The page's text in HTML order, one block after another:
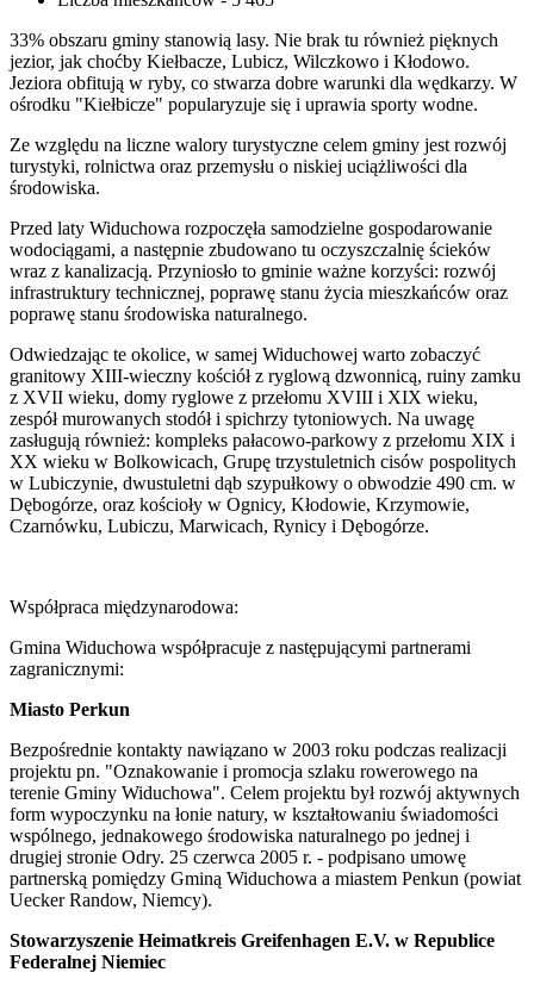
33% obszaru gminy stanowią lasy. Nie brak tu również pięknych
jezior, jak choćby Kiełbacze, Lubicz, Wilczkowo i Kłodowo.
Jeziora obfitują w ryby, co stwarza dobre warunki dla wędkarzy. W
ośrodku "Kiełbicze" popularyzuje się i uprawia sporty wodne.
Ze względu na liczne walory turystyczne celem gminy jest rozwój
turystyki, rolnictwa oraz przemysłu o niskiej uciążliwości dla
środowiska.
Przed laty Widuchowa rozpoczęła samodzielne gospodarowanie
wodociągami, a następnie zbudowano tu oczyszczalnię ścieków
wraz z kanalizacją. Przyniosło to gminie ważne korzyści: rozwój
infrastruktury technicznej, poprawę stanu życia mieszkańców oraz
poprawę stanu środowiska naturalnego.
Odwiedzając te okolice, w samej Widuchowej warto zobaczyć
granitowy XIII-wieczny kościół z ryglową dzwonnicą, ruiny zamku
z XVII wieku, domy ryglowe z przełomu XVIII i XIX wieku,
zespół murowanych stodół i spichrzy tytoniowych. Na uwagę
zasługują również: kompleks pałacowo-parkowy z przełomu XIX i
XX wieku w Bolkowicach, Grupę trzystuletnich cisów pospolitych
w Lubiczynie, dwustuletni dąb szypułkowy o obwodzie 490 cm. w
Dębogórze, oraz kościoły w Ognicy, Kłodowie, Krzymowie,
Czarnówku, Lubiczu, Marwicach, Rynicy i Dębogórze.
Współpraca międzynarodowa:
Gmina Widuchowa współpracuje z następującymi partnerami
zagranicznymi:
Miasto Perkun
Bezpośrednie kontakty nawiązano w 2003 roku podczas realizacji
projektu pn. "Oznakowanie i promocja szlaku rowerowego na
terenie Gminy Widuchowa". Celem projektu był rozwój aktywnych
form wypoczynku na łonie natury, w kształtowaniu świadomości
wspólnego, jednakowego środowiska naturalnego po jednej i
drugiej stronie Odry. 25 czerwca 2005 r. - podpisano umowę
partnerską pomiędzy Gminą Widuchowa a miastem Penkun (powiat
Uecker Randow, Niemcy).
Stowarzyszenie Heimatkreis Greifenhagen E.V. w Republice
Federalnej Niemiec